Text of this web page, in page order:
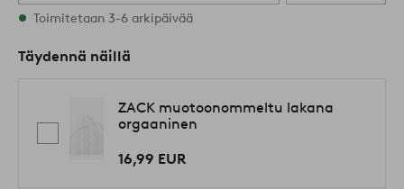
Varastossa
Toimitetaan 3-6 arkipäivää
Täydennä näillä
ZACK muotoonommeltu lakana
orgaaninen
16,99 EUR